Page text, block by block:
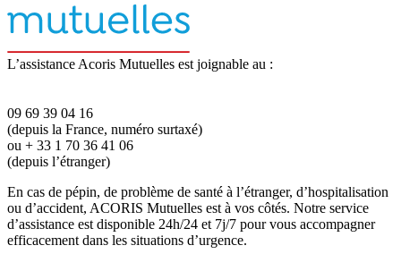
L’assistance Acoris Mutuelles est joignable au :
09 69 39 04 16
(depuis la France, numéro surtaxé)
ou + 33 1 70 36 41 06
(depuis l’étranger)
En cas de pépin, de problème de santé à l’étranger, d’hospitalisation
ou d’accident, ACORIS Mutuelles est à vos côtés. Notre service
d’assistance est disponible 24h/24 et 7j/7 pour vous accompagner
efficacement dans les situations d’urgence.